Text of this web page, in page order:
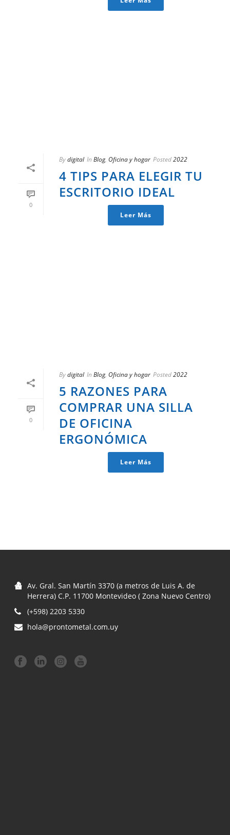
0
Bydigital In Blog, Oficina y hogar Posted2022
4 TIPS PARA ELEGIR TU
ESCRITORIO IDEAL
Leer Más
0
Bydigital In Blog, Oficina y hogar Posted2022
5 RAZONES PARA
COMPRAR UNA SILLA
DE OFICINA
ERGONÓMICA
Leer Más
Av. Gral. San Martín 3370 (a metros de Luis A. de
Herrera) C.P. 11700 Montevideo ( Zona Nuevo Centro)
(+598) 2203 5330
hola@prontometal.com.uy